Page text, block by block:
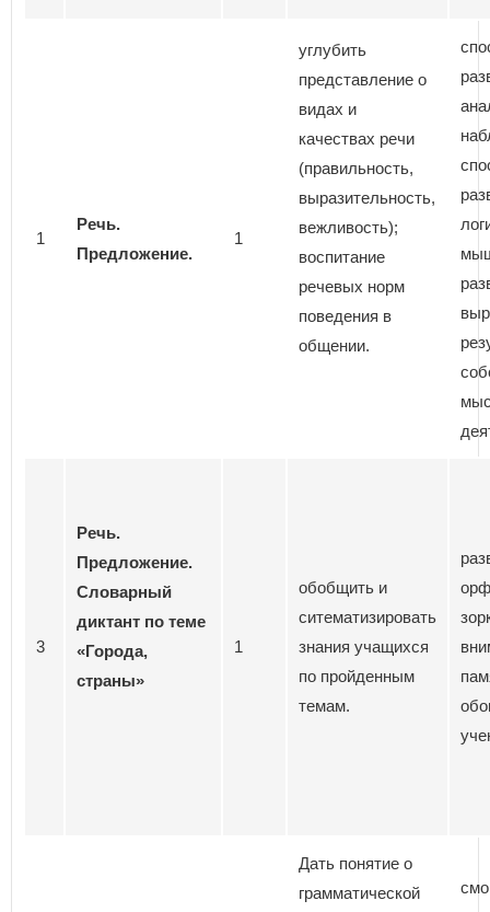
1
Речь.
Предложение.
1
углубить
представление о
видах и
качествах речи
(правильность,
выразительность,
вежливость);
воспитание
речевых норм
поведения в
общении.
3
Речь.
Предложение.
Словарный
диктант по теме
«Города,
страны»
1
обобщить и
ситематизировать
знания учащихся
по пройденным
темам.
Дать понятие о
грамматической